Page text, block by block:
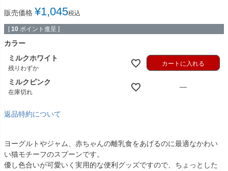
販売価格 ¥1,045税込
[ 10 ポイント進呈 ]
カラー
ミルクホワイト
残りわずか
カートに入れる
ミルクピンク
在庫切れ
—
返品特約について
ヨーグルトやジャム、赤ちゃんの離乳食をあげるのに最適なかわい
い猫モチーフのスプーンです。
優し色合いが可愛いく実用的な便利グッズですので、ちょっとした